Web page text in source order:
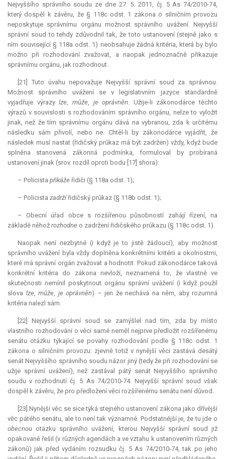
Nejvyššího správního soudu ze dne 27. 5. 2011, čj. 5 As 74/2010-74,
který dospěl k závěru, že § 118c odst. 1 zákona o silničním provozu
neposkytuje správnímu orgánu možnost správního uvážení. Nejvyšší
správní soud to tehdy zdůvodnil tak, že toto ustanovení (stejně jako s
ním související § 118a odst. 1) neobsahuje žádná kritéria, která by bylo
možno při rozhodování zvažovat, a naopak jednoznačně přikazuje
správnímu orgánu, jak rozhodnout.
[21] Tuto úvahu nepovažuje Nejvyšší správní soud za správnou.
Možnost správního uvážení se v legislativním jazyce standardně
vyjadřuje výrazylze, může, je oprávněn. Užije-li zákonodárce těchto
výrazů v souvislosti s rozhodováním správního orgánu, nelze to vyložit
jinak, než že tím správnímu orgánu dává na vybranou, zda k určitému
následku sám přivolí, nebo ne. Chtěl-li by zákonodárce vyjádřit, že
následek musí nastat (řidičský průkaz má být zadržen) vždy, když bude
splněna stanovená zákonná podmínka, formuloval by probíraná
ustanovení jinak (srov. rozdíl oproti bodu [17] shora):
– Policista přikáže řidiči (§ 118a odst. 1);
– Policista zadržířidičský průkaz (§ 118b odst. 1);
– Obecní úřad obce s rozšířenou působností zahájí řízení, na
základě něhož rozhodne o zadržení řidičského průkazu (§ 118c odst. 1).
Naopak není nezbytné (i když je to jistě žádoucí), aby možnost
správního uvážení byla vždy doplněna konkrétními kritérii a okolnostmi,
které má správní orgán zvažovat a hodnotit. Pokud zákonodárce taková
konkrétní kritéria do zákona nevloží, neznamená to, že vlastně ve
skutečnosti nemínil poskytnout orgánu správní uvážení (i když použil
slova lze, může, je oprávněn) – jen že nechává na něm, aby rozumná
kritéria nalezl sám.
[22] Nejvyšší správní soud se zamýšlel nad tím, zda by místo
vlastního rozhodování o věci samé neměl nejprve předložit rozšířenému
senátu otázku týkající se povahy rozhodování podle § 118c odst. 1
zákona o silničním provozu: zjevně totiž v nynější věci zastává desátý
senát Nejvyššího správního soudu názor jiný (tedy že při rozhodování se
užije správní uvážení), než zastával pátý senát Nejvyššího správního
soudu v rozhodnutí čj. 5 As 74/2010-74. Nejvyšší správní soud však
dospěl k závěru, že pro předložení věci rozšířenému senátu není důvod.
[23] Nynější věc se sice týká stejného ustanovení zákona jako dřívější
věc pátého senátu, ale to není tak významné. Podstatnější je, že tu jde o
obecnou otázku správního uvážení, kterou Nejvyšší správní soud již
opakovaně řešil (v různých agendách a ve vztahu k ustanovením různých
zákonů) jak před vydáním rozsudku čj. 5 As 74/2010-74, tak po jeho